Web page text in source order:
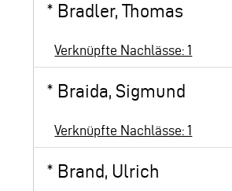
* Bradler, Thomas
Verknüpfte Nachlässe: 1
* Braida, Sigmund
Verknüpfte Nachlässe: 1
* Brand, Ulrich